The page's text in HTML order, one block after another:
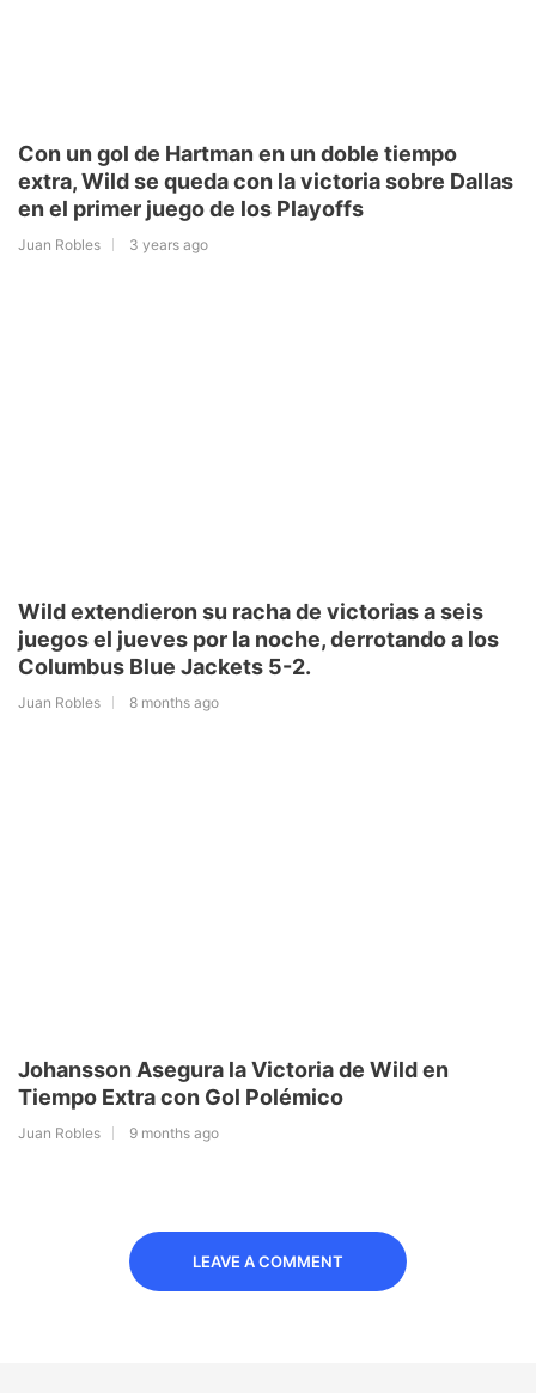
Con un gol de Hartman en un doble tiempo
extra, Wild se queda con la victoria sobre Dallas
en el primer juego de los Playoffs
Juan Robles 3 years ago
Wild extendieron su racha de victorias a seis
juegos el jueves por la noche, derrotando a los
Columbus Blue Jackets 5-2.
Juan Robles 8 months ago
Johansson Asegura la Victoria de Wild en
Tiempo Extra con Gol Polémico
Juan Robles 9 months ago
LEAVE A COMMENT